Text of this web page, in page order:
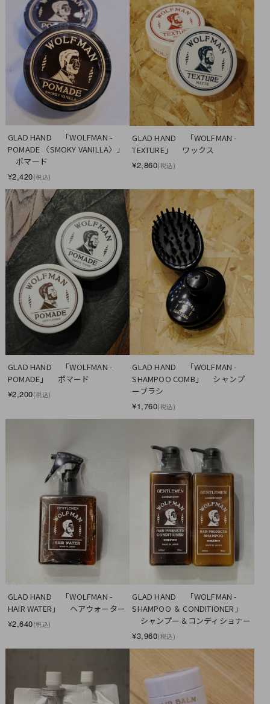
GLAD HAND　 「WOLFMAN -
POMADE 〈SMOKY VANILLA〉」
ポマード
¥2,420(税込)
GLAD HAND　 「WOLFMAN -
TEXTURE」 　ワックス
¥2,860(税込)
GLAD HAND　 「WOLFMAN -
POMADE」 　ポマード
¥2,200(税込)
GLAD HAND　 「WOLFMAN -
SHAMPOO COMB」 　シャンプ
ーブラシ
¥1,760(税込)
SOLD OUT
GLAD HAND　 「WOLFMAN -
HAIR WATER」 　ヘアウォーター
¥2,640(税込)
GLAD HAND　 「WOLFMAN -
SHAMPOO ＆ CONDITIONER」
シャンプー＆コンディショナー
¥3,960(税込)